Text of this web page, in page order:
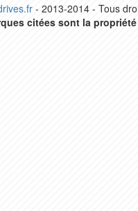
- 2013-2014 - Tous
citées sont la